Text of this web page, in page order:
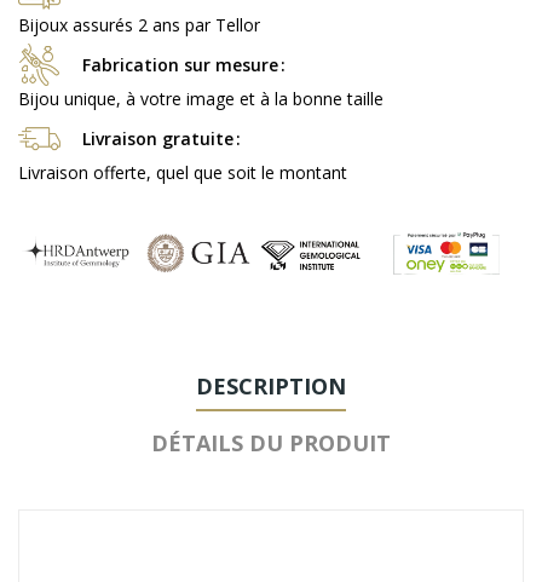
Bijoux assurés 2 ans par Tellor
Fabrication sur mesure
Bijou unique, à votre image et à la bonne taille
Livraison gratuite
Livraison offerte, quel que soit le montant
DESCRIPTION
DÉTAILS DU PRODUIT